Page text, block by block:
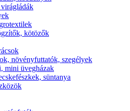
kötözők
növényfuttatók, szegélyek
mini üvegházak
süntanya